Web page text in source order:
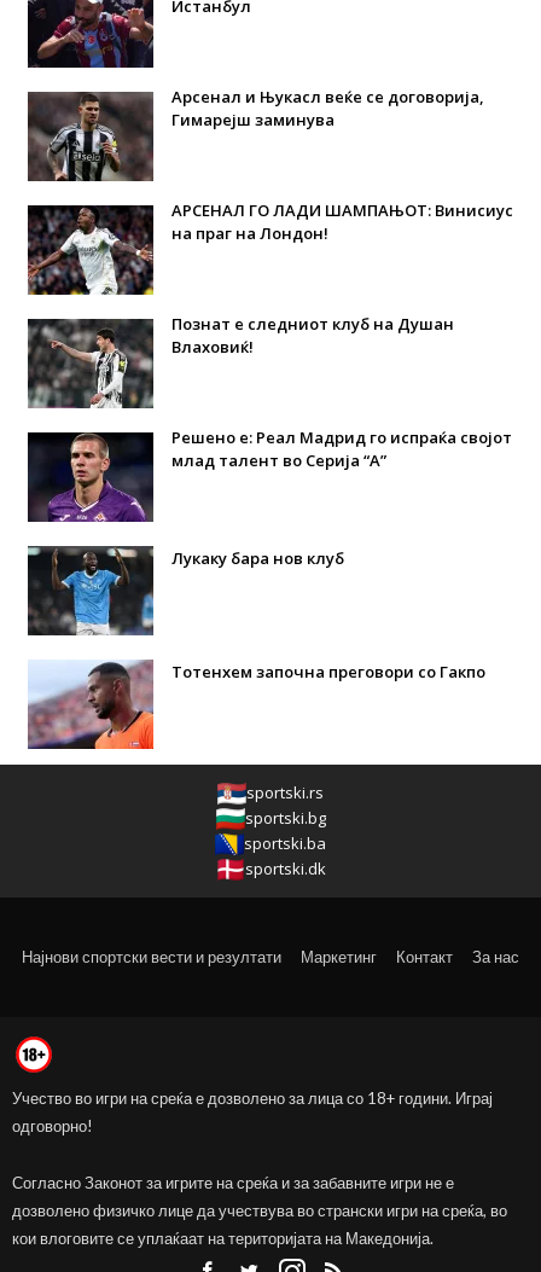
Истанбул
Арсенал и Њукасл веќе се договорија,
Гимарејш заминува
АРСЕНАЛ ГО ЛАДИ ШАМПАЊОТ: Винисиус
на праг на Лондон!
Познат е следниот клуб на Душан
Влаховиќ!
Решено е: Реал Мадрид го испраќа својот
млад талент во Серија “А”
Лукаку бара нов клуб
Тотенхем започна преговори со Гакпо
sportski.rs
sportski.bg
sportski.ba
sportski.dk
Најнови спортски вести и резултати Маркетинг Контакт За нас
Учество во игри на среќа е дозволено за лица со 18+ години. Играј
одговорно!
Согласно Законот за игрите на среќа и за забавните игри не е
дозволено физичко лице да учествува во странски игри на среќа, во
кои влоговите се уплаќаат на територијата на Македонија.